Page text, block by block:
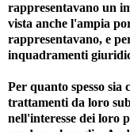
rappresentavano un
vista anche l'ampia
rappresentavano, e
inquadramenti
Per quanto spesso
trattamenti da loro
nell'interesse dei loro